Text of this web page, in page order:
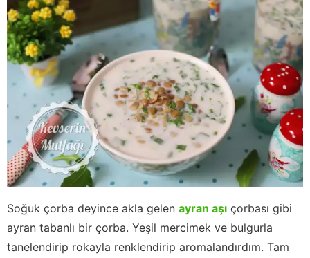
Soğuk çorba deyince akla gelen ayran aşı çorbası gibi
ayran tabanlı bir çorba. Yeşil mercimek ve bulgurla
tanelendirip rokayla renklendirip aromalandırdım. Tam